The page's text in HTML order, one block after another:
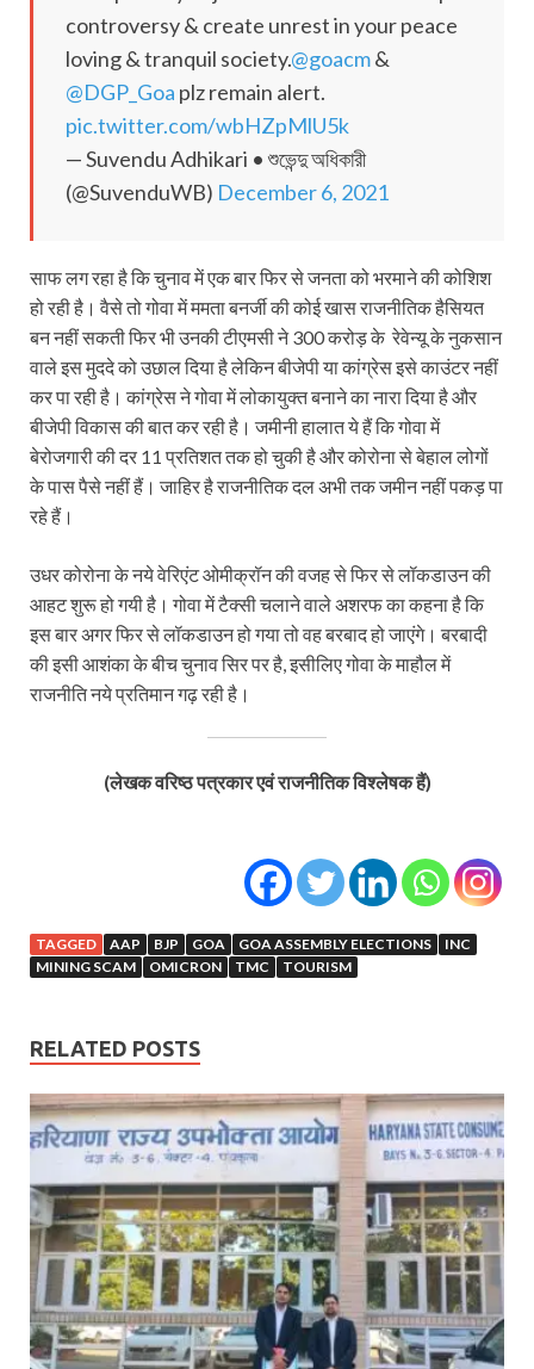
controversy & create unrest in your peace
loving & tranquil society.@goacm&
@DGP_Goa plz remain alert.
pic.twitter.com/wbHZpMlU5k
— Suvendu Adhikari • শুভেন্দু অধিকারী
(@SuvenduWB) December 6, 2021
साफ लग रहा है कि चुनाव में एक बार फिर से जनता को भरमाने की कोशिश
हो रही है। वैसे तो गोवा में ममता बनर्जी की कोई खास राजनीतिक हैसियत
बन नहीं सकती फिर भी उनकी टीएमसी ने 300 करोड़ के रेवेन्यू के नुकसान
वाले इस मुददे को उछाल दिया है लेकिन बीजेपी या कांग्रेस इसे काउंटर नहीं
कर पा रही है। कांग्रेस ने गोवा में लोकायुक्त बनाने का नारा दिया है और
बीजेपी विकास की बात कर रही है। जमीनी हालात ये हैं कि गोवा में
बेरोजगारी की दर 11 प्रतिशत तक हो चुकी है और कोरोना से बेहाल लोगों
के पास पैसे नहीं हैं। जाहिर है राजनीतिक दल अभी तक जमीन नहीं पकड़ पा
रहे हैं।
उधर कोरोना के नये वेरिएंट ओमीक्रॉन की वजह से फिर से लॉकडाउन की
आहट शुरू हो गयी है। गोवा में टैक्सी चलाने वाले अशरफ का कहना है कि
इस बार अगर फिर से लॉकडाउन हो गया तो वह बरबाद हो जाएंगे। बरबादी
की इसी आशंका के बीच चुनाव सिर पर है, इसीलिए गोवा के माहौल में
राजनीति नये प्रतिमान गढ़ रही है।
(लेखक वरिष्ठ पत्रकार एवं राजनीतिक विश्लेषक हैं)
TAGGED AAP BJP GOA GOA ASSEMBLY ELECTIONS
INC
MINING SCAM
OMICRON TMC TOURISM
RELATED POSTS